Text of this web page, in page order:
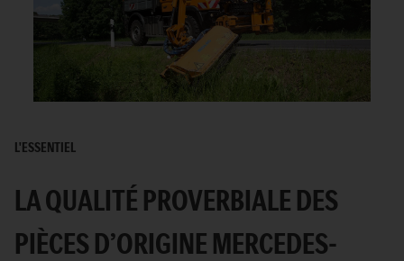
L'ESSENTIEL
LA QUALITÉ PROVERBIALE DES
PIÈCES D’ORIGINE MERCEDES-